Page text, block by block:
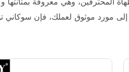
موثوق لعملك، فإن سوكاني